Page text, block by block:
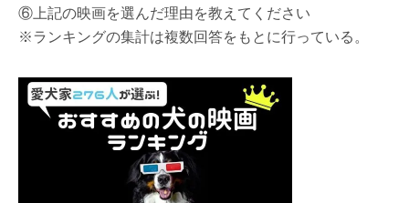
⑥上記の映画を選んだ理由を教えてください
※ランキングの集計は複数回答をもとに行っている。